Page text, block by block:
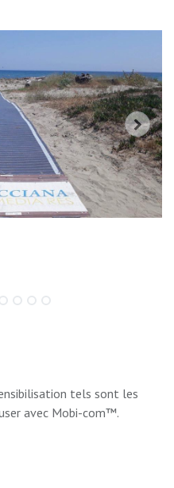
tels sont les
avec Mobi-com™.